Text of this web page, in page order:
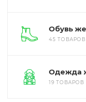
Обувь
45 ТОВАРОВ
Одежда
19 ТОВАРОВ